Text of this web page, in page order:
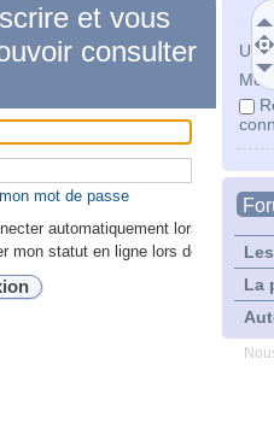
Mot
La
et vous
consulter
mot de passe
automatiquement lors de
mon statut en ligne lors de cette